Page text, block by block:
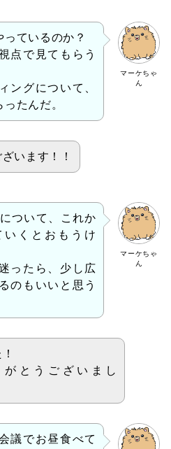
マーケちゃ
ん
ているのか？
点で見てもらう
ングについて、
たんだ。
います！！
マーケちゃ
ん
ついて、これか
いくとおもうけ
ったら、少し広
のもいいと思う
とうございまし
議でお昼食べて